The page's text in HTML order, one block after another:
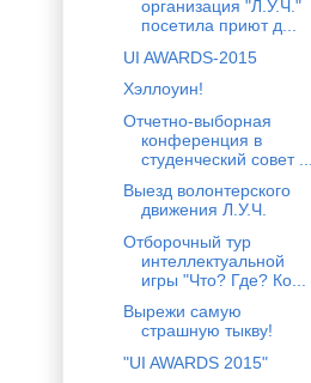
организация "Л.У.Ч."
посетила приют д...
UI AWARDS-2015
Хэллоуин!
Отчетно-выборная
конференция в
студенческий совет ...
Выезд волонтерского
движения Л.У.Ч.
Отборочный тур
интеллектуальной
игры "Что? Где? Ко...
Вырежи самую
страшную тыкву!
"UI AWARDS 2015"